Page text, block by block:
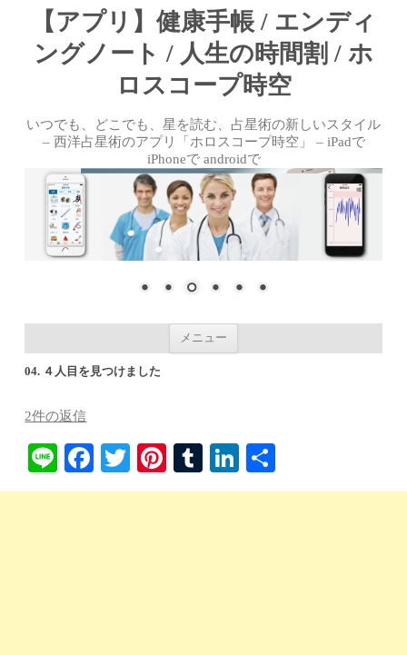
【アプリ】健康手帳 / エンディ
ングノート / 人生の時間割 / ホ
ロスコープ時空
いつでも、どこでも、星を読む、占星術の新しいスタイル
– 西洋占星術のアプリ「ホロスコープ時空」 – iPadで
iPhoneで androidで
メニュー
04. ４人目を見つけました
2件の返信
Li
ne
Fa
ce
T
wi
Pi
nt
T
u
Li
nk 有